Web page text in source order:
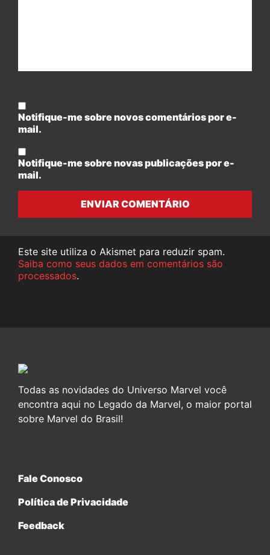
Notifique-me sobre novos comentários por e-
mail.
Notifique-me sobre novas publicações por e-
mail.
ENVIAR COMENTÁRIO
Este site utiliza o Akismet para reduzir spam.
Saiba como seus dados em comentários são
processados.
Todas as novidades do Universo Marvel você
encontra aqui no Legado da Marvel, o maior portal
sobre Marvel do Brasil!
Fale Conosco
Política de Privacidade
Feedback